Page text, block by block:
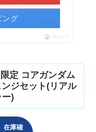
ング
ポチップ
定 コアガンダム
ジセット(リアル
ー)
在庫確